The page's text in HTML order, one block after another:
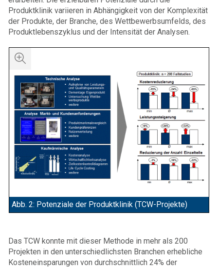
Produktklinik variieren in Abhängigkeit von der Komplexität
der Produkte, der Branche, des Wettbewerbsumfelds, des
Produktlebenszyklus und der Intensität der Analysen.
Abb. 2: Potenziale der Produktklinik (TCW-Projekte)
Das TCW konnte mit dieser Methode in mehr als 200
Projekten in den unterschiedlichsten Branchen erhebliche
Kosteneinsparungen von durchschnittlich 24% der